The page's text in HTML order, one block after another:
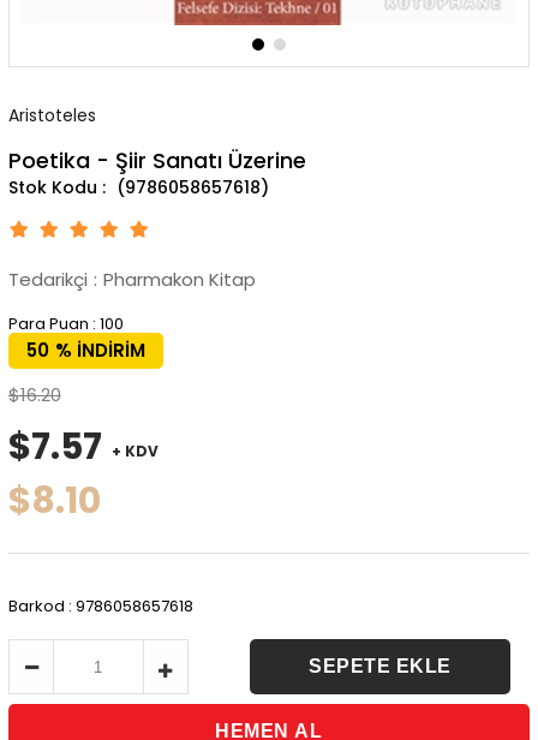
Aristoteles
Poetika - Şiir Sanatı Üzerine
(9786058657618)
Tedarikçi : Pharmakon Kitap
Para Puan : 100
%
50
İNDIRIM
$16.20
$7.57 + KDV
$8.10
Barkod : 9786058657618